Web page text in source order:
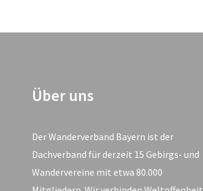
Über uns
Der Wanderverband Bayern ist der
Dachverband für derzeit 15 Gebirgs- und
Wandervereine mit etwa 80.000